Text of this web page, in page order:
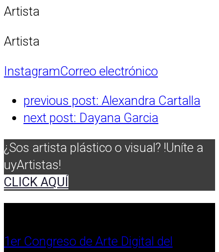
Artista
Artista
InstagramCorreo electrónico
previous post: Alexandra Cartalla
next post: Dayana Garcia
¿Sos artista plástico o visual? !Uníte a
uyArtistas!
CLICK AQUÍ
1er Congreso de Arte Digital del